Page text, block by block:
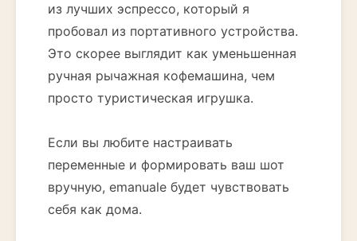
из лучших эспрессо, который я
пробовал из портативного устройства.
Это скорее выглядит как уменьшенная
ручная рычажная кофемашина, чем
просто туристическая игрушка.
Если вы любите настраивать
переменные и формировать ваш шот
вручную, emanuale будет чувствовать
себя как дома.